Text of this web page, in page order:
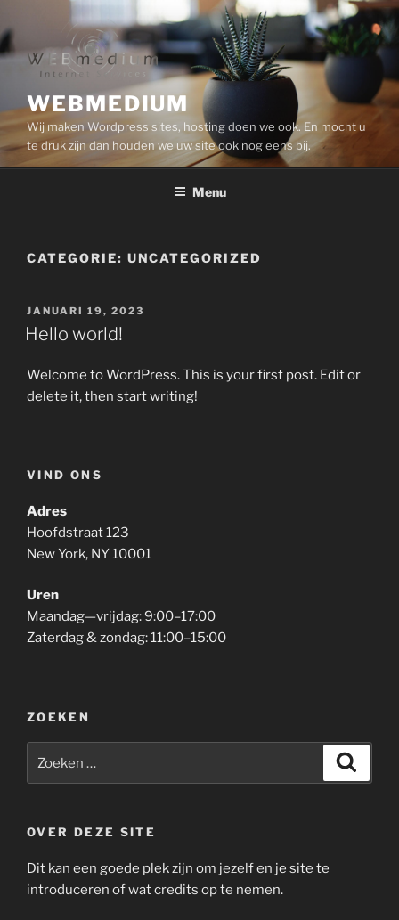
de
inhoud
springen
WEBMEDIUM
Wij maken Wordpress sites, hosting doen we ook. En mocht u
te druk zijn dan houden we uw site ook nog eens bij.
Menu
CATEGORIE: UNCATEGORIZED
GEPLAATST
OP
JANUARI 19, 2023
Hello world!
Welcome to WordPress. This is your first post. Edit or
delete it, then start writing!
VIND ONS
Adres
Hoofdstraat 123
New York, NY 10001
Uren
Maandag—vrijdag: 9:00–17:00
Zaterdag & zondag: 11:00–15:00
ZOEKEN
naar:
OVER DEZE SITE
Dit kan een goede plek zijn om jezelf en je site te
introduceren of wat credits op te nemen.